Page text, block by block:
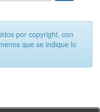
por copyright, con
que se indique lo